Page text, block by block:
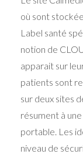
où sont
Label santé
notion de
apparait sur
patients sont
sur deux sites
résument à
portable. Les
niveau de